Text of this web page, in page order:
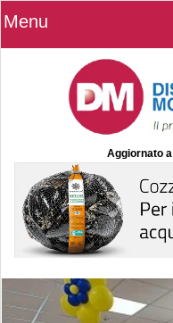
Menu
Aggiornato a